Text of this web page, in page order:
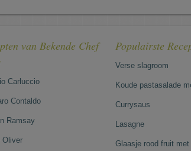
van Bekende Chef
Carluccio
Contaldo
Ramsay
Oliver
Populairste
Verse slagroom
Koude pastasalade
Currysaus
Lasagne
Glaasje rood fruit